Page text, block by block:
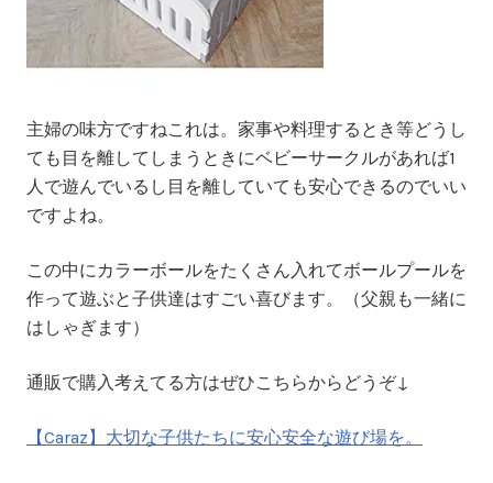
主婦の味方ですねこれは。家事や料理するとき等どうし
ても目を離してしまうときにベビーサークルがあれば1
人で遊んでいるし目を離していても安心できるのでいい
ですよね。
この中にカラーボールをたくさん入れてボールプールを
作って遊ぶと子供達はすごい喜びます。（父親も一緒に
はしゃぎます）
通販で購入考えてる方はぜひこちらからどうぞ↓
【Caraz】大切な子供たちに安心安全な遊び場を。